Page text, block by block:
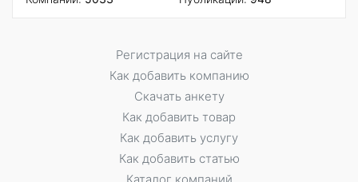
Регистрация на сайте
Как добавить компанию
Скачать анкету
Как добавить товар
Как добавить услугу
Как добавить статью